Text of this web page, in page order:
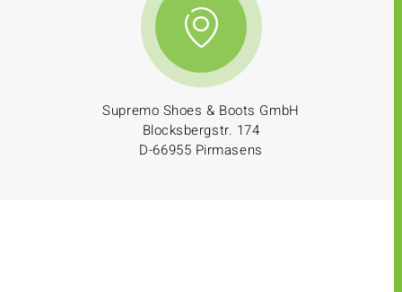
Supremo Shoes & Boots GmbH
Blocksbergstr. 174
D-66955 Pirmasens